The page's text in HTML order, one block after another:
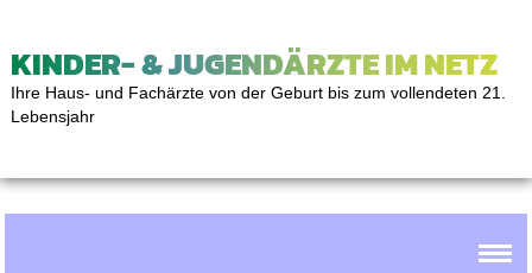
KINDER- & JUGENDÄRZTE IM NETZ
Ihre Haus- und Fachärzte von der Geburt bis zum vollendeten 21.
Lebensjahr